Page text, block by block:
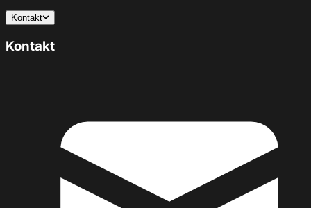
Kontakt
Kontakt